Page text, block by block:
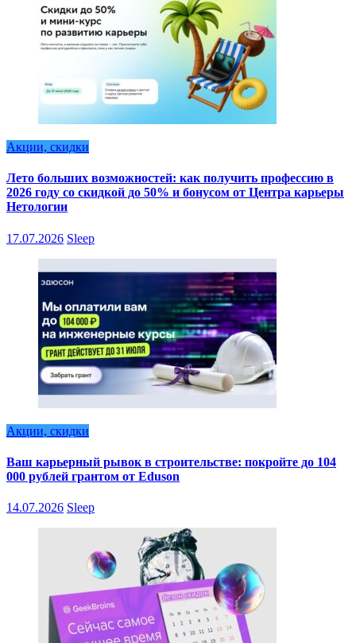
Акции, скидки
Лето больших возможностей: как получить профессию в
2026 году со скидкой до 50% и бонусом от Центра карьеры
Нетологии
17.07.2026 Sleep
Акции, скидки
Ваш карьерный рывок в строительстве: покройте до 104
000 рублей грантом от Eduson
14.07.2026 Sleep